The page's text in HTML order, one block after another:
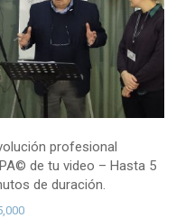
profesional
de tu video – Hasta 5
de duración.